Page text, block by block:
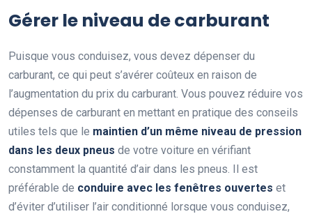
Gérer le niveau de carburant
Puisque vous conduisez, vous devez dépenser du
carburant, ce qui peut s’avérer coûteux en raison de
l’augmentation du prix du carburant. Vous pouvez réduire vos
dépenses de carburant en mettant en pratique des conseils
utiles tels que le maintien d’un même niveau de pression
dans les deux pneus de votre voiture en vérifiant
constamment la quantité d’air dans les pneus. Il est
préférable de conduire avec les fenêtres ouvertes et
d’éviter d’utiliser l’air conditionné lorsque vous conduisez,